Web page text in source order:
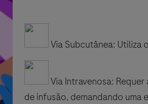
Via Subcutânea: Utiliza
Via Intravenosa:
de infusão, demandando